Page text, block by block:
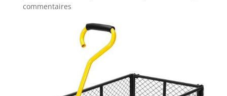
commentaires